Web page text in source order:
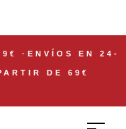
· ENVÍOS EN 24-
DE 69€